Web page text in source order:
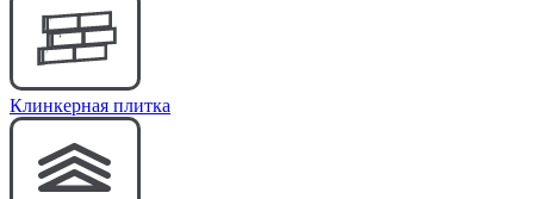
Клинкерная плитка